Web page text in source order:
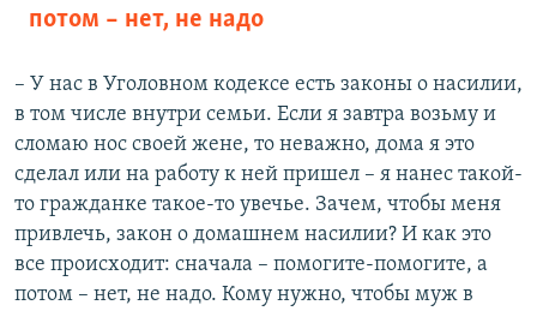
потом – нет, не надо
– У нас в Уголовном кодексе есть законы о насилии,
в том числе внутри семьи. Если я завтра возьму и
сломаю нос своей жене, то неважно, дома я это
сделал или на работу к ней пришел – я нанес такой-
то гражданке такое-то увечье. Зачем, чтобы меня
привлечь, закон о домашнем насилии? И как это
все происходит: сначала – помогите-помогите, а
потом – нет, не надо. Кому нужно, чтобы муж в